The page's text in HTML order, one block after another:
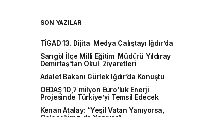
SON YAZILAR
TİGAD 13. Dijital Medya Çalıştayı Iğdır’da
Sarıgöl İlçe Milli Eğitim Müdürü Yıldıray
Demirtaş’tan Okul Ziyaretleri
Adalet Bakanı Gürlek Iğdır’da Konuştu
OEDAŞ 10,7 milyon Euro’luk Enerji
Projesinde Türkiye’yi Temsil Edecek
Kenan Atalay: “Yeşil Vatan Yanıyorsa,